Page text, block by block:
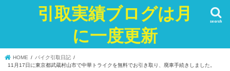
引取実績ブログは月
に一度更新
search
HOME
バイク引取日記
11月17日に東京都武蔵村山市で中華トライクを無料でお引き取り、廃車手続きしました。